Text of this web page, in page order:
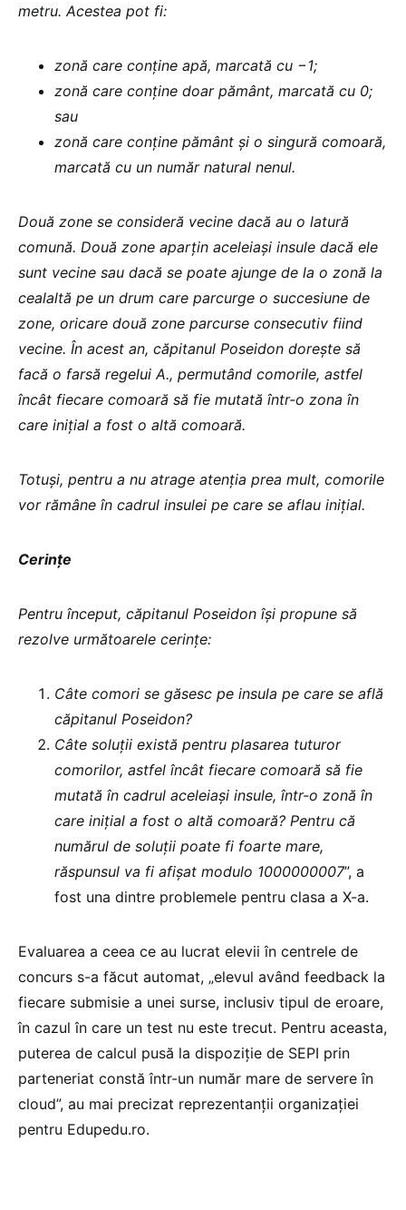
metru. Acestea pot fi:
zonă care conține apă, marcată cu −1;
zonă care conține doar pământ, marcată cu 0;
sau
zonă care conține pământ și o singură comoară,
marcată cu un număr natural nenul.
Două zone se consideră vecine dacă au o latură
comună. Două zone aparţin aceleiaşi insule dacă ele
sunt vecine sau dacă se poate ajunge de la o zonă la
cealaltă pe un drum care parcurge o succesiune de
zone, oricare două zone parcurse consecutiv fiind
vecine. În acest an, căpitanul Poseidon dorește să
facă o farsă regelui A., permutând comorile, astfel
încât fiecare comoară să fie mutată într-o zona în
care inițial a fost o altă comoară.
Totuși, pentru a nu atrage atenția prea mult, comorile
vor rămâne în cadrul insulei pe care se aflau inițial.
Cerințe
Pentru început, căpitanul Poseidon își propune să
rezolve următoarele cerințe:
Câte comori se găsesc pe insula pe care se află
căpitanul Poseidon?
Câte soluții există pentru plasarea tuturor
comorilor, astfel încât fiecare comoară să fie
mutată în cadrul aceleiași insule, într-o zonă în
care inițial a fost o altă comoară? Pentru că
numărul de soluții poate fi foarte mare,
răspunsul va fi afișat modulo 1000000007”, a
fost una dintre problemele pentru clasa a X-a.
Evaluarea a ceea ce au lucrat elevii în centrele de
concurs s-a făcut automat, „elevul având feedback la
fiecare submisie a unei surse, inclusiv tipul de eroare,
în cazul în care un test nu este trecut. Pentru aceasta,
puterea de calcul pusă la dispoziție de SEPI prin
parteneriat constă într-un număr mare de servere în
cloud”, au mai precizat reprezentanții organizației
pentru Edupedu.ro.